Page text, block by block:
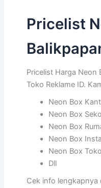
Pricelist
Pricelist Harga Neon
Toko Reklame ID.
Neon Box
Neon Box
Neon Box
Neon Box
Neon Box Toko
Dll
Cek info